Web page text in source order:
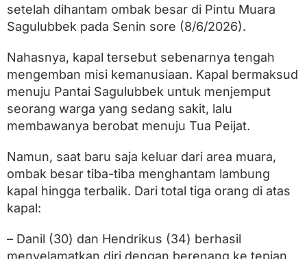
setelah dihantam ombak besar di Pintu Muara
Sagulubbek pada Senin sore (8/6/2026).
Nahasnya, kapal tersebut sebenarnya tengah
mengemban misi kemanusiaan. Kapal bermaksud
menuju Pantai Sagulubbek untuk menjemput
seorang warga yang sedang sakit, lalu
membawanya berobat menuju Tua Peijat.
Namun, saat baru saja keluar dari area muara,
ombak besar tiba-tiba menghantam lambung
kapal hingga terbalik. Dari total tiga orang di atas
kapal:
– Danil (30) dan Hendrikus (34) berhasil
menyelamatkan diri dengan berenang ke tepian.